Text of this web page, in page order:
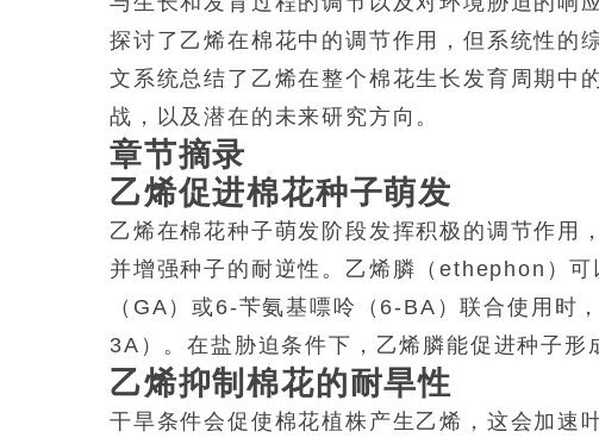
探讨了乙烯在棉花中的调节作用，但系统性的
文系统总结了乙烯在整个棉花生长发育周期中
战，以及潜在的未来研究方向。
章节摘录
乙烯促进棉花种子萌发
乙烯在棉花种子萌发阶段发挥积极的调节作用
并增强种子的耐逆性。乙烯膦（ethephon）
（GA）或6-苄氨基嘌呤（6-BA）联合使用时
3A）。在盐胁迫条件下，乙烯膦能促进种子形
乙烯抑制棉花的耐旱性
干旱条件会促使棉花植株产生乙烯，这会加速